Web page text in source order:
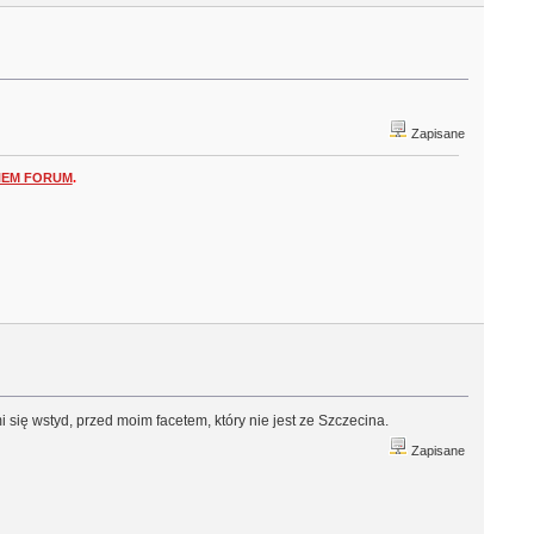
Zapisane
FORUM.
wstyd, przed moim facetem, który nie jest ze Szczecina.
Zapisane